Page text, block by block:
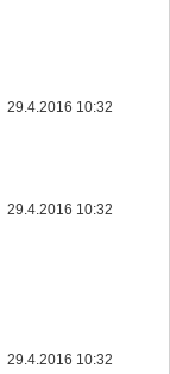
29.4.2016 10:32
29.4.2016 10:32
29.4.2016 10:32